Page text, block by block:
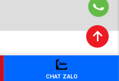
CHAT ZALO